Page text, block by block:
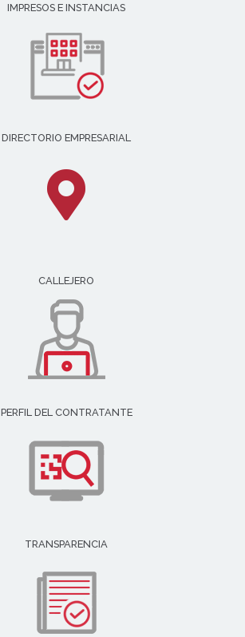
IMPRESOS E INSTANCIAS
DIRECTORIO EMPRESARIAL
CALLEJERO
PERFIL DEL CONTRATANTE
TRANSPARENCIA